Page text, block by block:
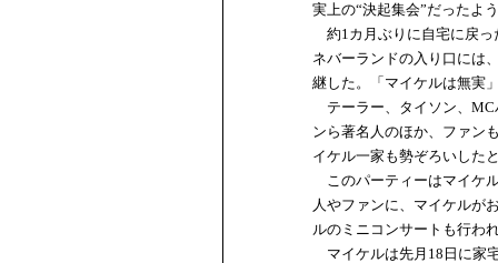
実上の“決起集会”だったよ
約1カ月ぶりに自宅に戻っ
ネバーランドの入り口には
継した。「マイケルは無実
テーラー、タイソン、MC
ンら著名人のほか、ファン
イケル一家も勢ぞろいした
このパーティーはマイケ
人やファンに、マイケルが
ルのミニコンサートも行わ
マイケルは先月18日に家